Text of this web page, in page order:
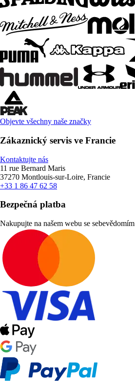
Objevte všechny naše značky
Zákaznický servis ve Francie
Kontaktujte nás
11 rue Bernard Maris
37270 Montlouis-sur-Loire, Francie
+33 1 86 47 62 58
Bezpečná platba
Nakupujte na našem webu se sebevědomím